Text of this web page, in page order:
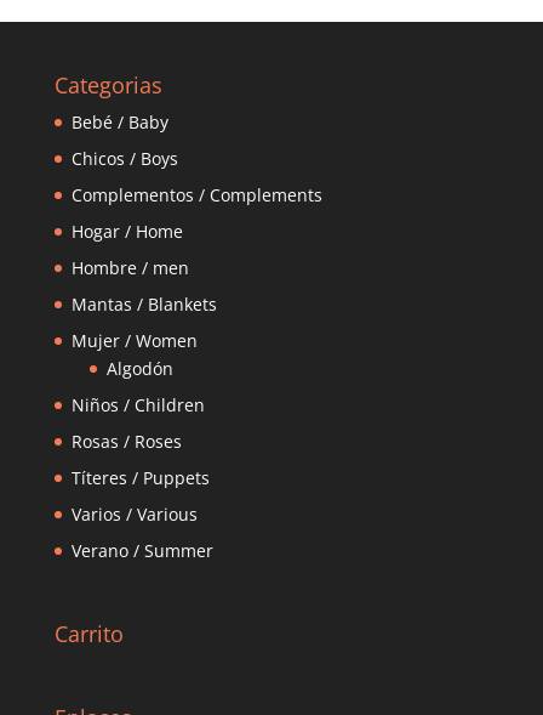
Categorias
Bebé / Baby
Chicos / Boys
Complementos / Complements
Hogar / Home
Hombre / men
Mantas / Blankets
Mujer / Women
Algodón
Niños / Children
Rosas / Roses
Títeres / Puppets
Varios / Various
Verano / Summer
Carrito